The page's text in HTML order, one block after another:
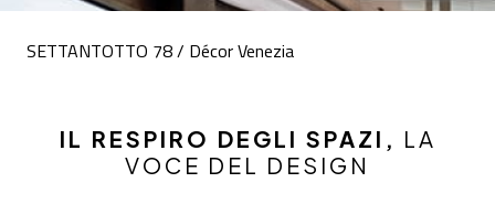
SETTANTOTTO 78 / Décor Venezia
IL RESPIRO DEGLI SPAZI, LA
VOCE DEL DESIGN